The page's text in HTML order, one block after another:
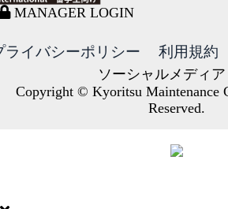
MANAGER LOGIN
ライバシーポリシー 利用規約
ソーシャルメディ
Copyright © Kyoritsu Maintenance
Reserved.